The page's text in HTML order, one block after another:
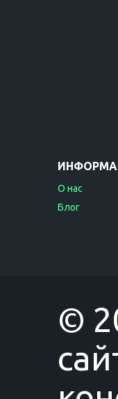
О нас
Блог
©